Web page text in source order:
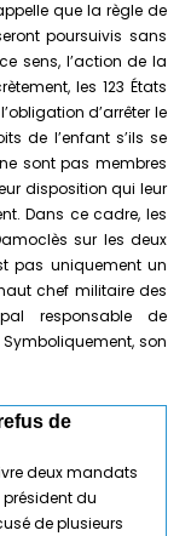
que la règle de
poursuivis sans
sens, l’action de la
les 123 États
d’arrêter le
de l’enfant s’ils se
sont pas membres
disposition qui leur
Dans ce cadre, les
sur les deux
pas uniquement un
chef militaire des
responsable de
Symboliquement, son
de
deux mandats
président du
de plusieurs